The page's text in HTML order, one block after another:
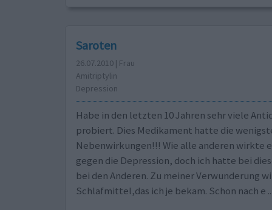
Saroten
26.07.2010 | Frau
Amitriptylin
Depression
Habe in den letzten 10 Jahren sehr viele
probiert. Dies Medikament hatte die
Nebenwirkungen!!! Wie alle anderen wirkte
gegen die Depression, doch ich hatte bei
bei den Anderen. Zu meiner Verwunderung
Schlafmittel,das ich je bekam. Schon nach e